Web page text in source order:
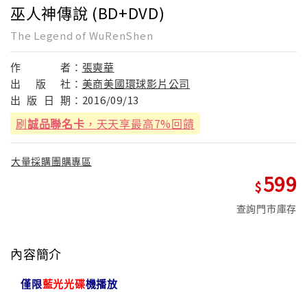
巫人神傳說 (BD+DVD)
The Legend of WuRenShen
作 者： 張奭華
出
版 社： 美商美國環球影片公司
出 版 日 期： 2016/09/13
刷誠品聯名卡 ，天天享最高7%回饋
大量採購團購專區
599
查詢門市庫存
內容簡介
僅限藍光光碟機播放